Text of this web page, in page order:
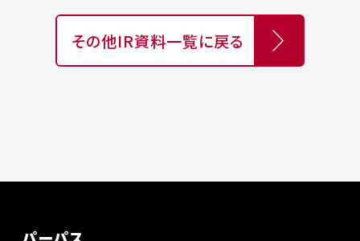
その他IR資料一覧に戻る